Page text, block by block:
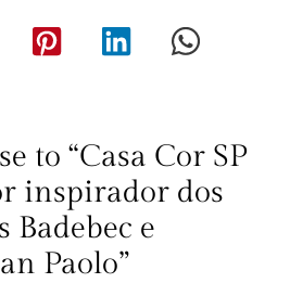
to “Casa Cor SP
inspirador dos
Badebec e
Paolo”